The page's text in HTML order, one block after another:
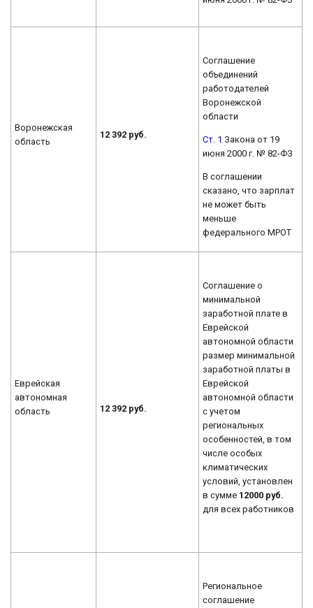
Воронежская
область
12 392 руб.
Соглашение
объединений
работодателей
Воронежской
области
Ст. 1 Закона от 19
июня 2000 г. № 82-ФЗ
В соглашении
сказано, что зарплат
не может быть
меньше
федерального МРОТ
Еврейская
автономная
область
12 392 руб.
Соглашение о
минимальной
заработной плате в
Еврейской
автономной области
размер минимальной
заработной платы в
Еврейской
автономной области
с учетом
региональных
особенностей, в том
числе особых
климатических
условий, установлен
в сумме 12000 руб.
для всех работников
Региональное
соглашение